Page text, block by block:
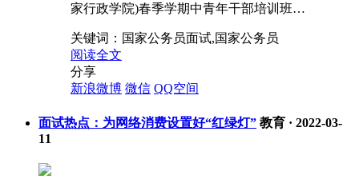
家行政学院)春季学期中青年干部培训班…
关键词： 国家公务员面试,国家公务员
阅读全文
分享
新浪微博 微信 QQ空间
面试热点：为网络消费设置好“红绿灯” 教育 · 2022-03-
11